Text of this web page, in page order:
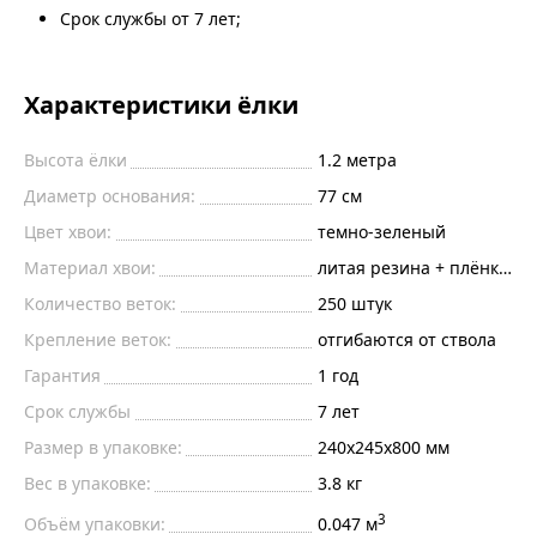
Срок службы от 7 лет;
Характеристики ёлки
Высота ёлки 1.2 метра
Диаметр основания:
77 см
Цвет хвои:
темно-зеленый
Материал хвои:
литая резина + плёнка
Количество веток:
250 штук
Крепление веток:
отгибаются от ствола
Гарантия
1 год
Срок службы
7 лет
Размер в упаковке:
240х245х800 мм
Вес в упаковке:
3.8 кг
Объём упаковки:
0.047 м3